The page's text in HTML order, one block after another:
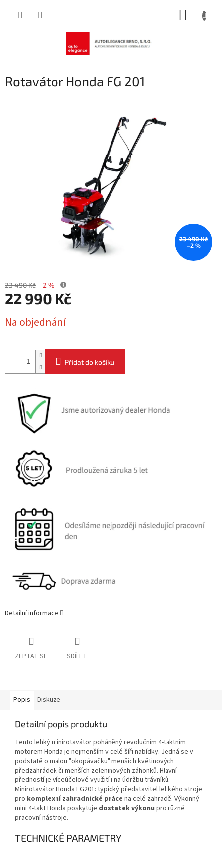
Rotavátor Honda FG 201
23 490 Kč
–2 %
23 490 Kč –2 %
22 990 Kč
cena:
Na objednání
Přidat do košíku
Detailní informace
ZEPTAT SE SDÍLET
Popis Diskuze
Detailní popis produktu
Tento lehký minirotavátor poháněný revolučním 4-taktním
motorem Honda je nejmenším v celé šíři nabídky. Jedná se v
podstatě o malou "okopávačku" menších květinových
předzahrádek či menších zeleninových záhonků. Hlavní
předností je víceúčelové využití i na údržbu trávníků.
Minirotavátor Honda FG201: typický představitel lehkého stroje
pro komplexní zahradnické práce na celé zahradě. Výkonný
mini 4-takt Honda poskytuje dostatek výkonu pro různé
pracovní nástroje.
TECHNICKÉ PARAMETRY